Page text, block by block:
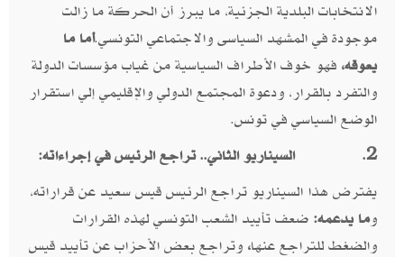
الانتخابات البلدية الجزئية، ما يبرز أن الحركة ما زالت
موجودة في المشهد السياسى والاجتماعي التونسي.أما ما
يعوقه، فهو خوف الأطراف السياسية من غياب مؤسسات الدولة
والتفرد بالقرار، ودعوة المجتمع الدولي والإقليمي إلي استقرار
الوضع السياسي في تونس.
2.
السيناريو الثاني.. تراجع الرئيس في إجراءاته:
يفترض هذا السيناريو تراجع الرئيس قيس سعيد عن قراراته،
وما يدعمه: ضعف تأييد الشعب التونسي لهذه القرارات
والضغط للتراجع عنها، وتراجع بعض الأحزاب عن تأييد قيس